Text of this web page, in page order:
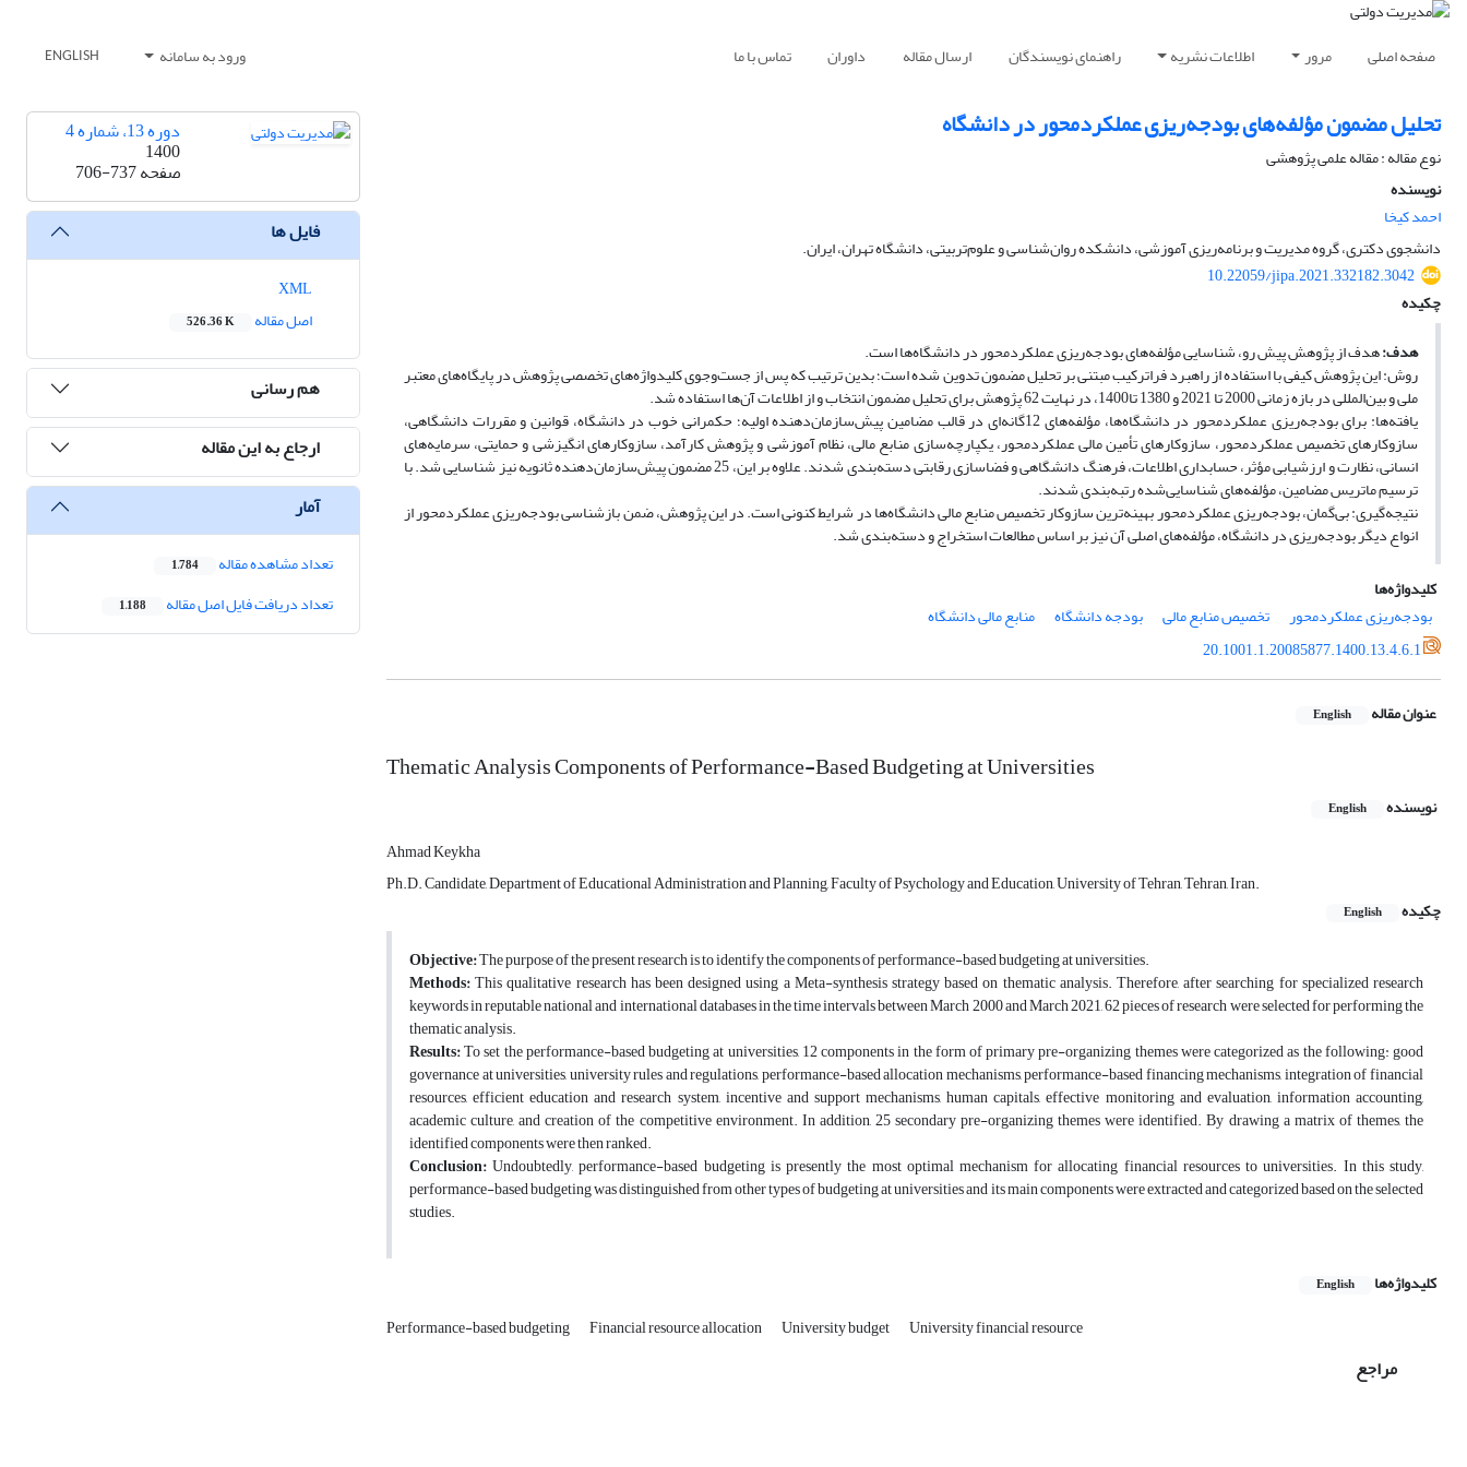
صفحه اصلی مرور اطلاعات نشریه راهنمای نویسندگان ارسال مقاله داوران تماس با ما ورود به سامانه ENGLISH
تحلیل مضمون مؤلفه‌های بودجه‌ریزی عملکردمحور در دانشگاه
نوع مقاله : مقاله علمی پژوهشی
نویسنده
احمد کیخا
دانشجوی دکتری، گروه مدیریت و برنامه‌ریزی آموزشی، دانشکده روان‌شناسی و علوم‌تربیتی، دانشگاه تهران، ایران.
10.22059/jipa.2021.332182.3042
چکیده
هدف:هدف از پژوهش پیش ‌رو، شناسایی مؤلفه‌های بودجه‌ریزی عملکردمحور در دانشگاه‌ها است.
روش: این پژوهش کیفی با استفاده از راهبرد فراترکیب مبتنی بر تحلیل مضمون تدوین شده است؛ بدین ترتیب که پس از جست‌وجوی کلیدواژه‌های تخصصی پژوهش در پایگاه‌های معتبر
ملی و بین‌المللی در بازه زمانی 2000 تا 2021 و 1380 تا1400، در نهایت 62 پژوهش برای تحلیل مضمون انتخاب و از اطلاعات آن‌ها استفاده شد.
یافته‌ها: برای بودجه‌ریزی عملکردمحور در دانشگاه‌ها، مؤلفه‌های 12گانه‌ای در قالب مضامین پیش‌سازمان‌دهنده اولیه؛ حکمرانی خوب در دانشگاه، قوانین و مقررات دانشگاهی،
سازوکارهای تخصیص عملکردمحور، سازوکارهای تأمین مالی عملکردمحور، یکپارچه‌سازی منابع مالی، نظام آموزشی و پژوهش کارآمد، سازوکارهای انگیزشی و حمایتی، سرمایه‌های
انسانی، نظارت و ارزشیابی مؤثر، حسابداری اطلاعات، فرهنگ دانشگاهی و فضاسازی رقابتی دسته‌بندی شدند. علاوه بر این، 25 مضمون پیش‌سازمان‌دهنده ثانویه نیز شناسایی شد. با
ترسیم ماتریس مضامین، مؤلفه‌های شناسایی‌شده رتبه‌بندی شدند.
نتیجه‌گیری: بی‌گمان، بودجه‌ریزی عملکردمحور بهینه‌ترین سازوکار تخصیص منابع مالی دانشگاه‌ها در شرایط کنونی است. در این پژوهش، ضمن بازشناسی بودجه‌ریزی عملکردمحور از
انواع دیگر بودجه‌ریزی در دانشگاه، مؤلفه‌های اصلی آن نیز بر اساس مطالعات استخراج و دسته‌بندی شد.
کلیدواژه‌ها
بودجه‌ریزی عملکردمحور
تخصیص منابع مالی بودجه دانشگاه
منابع مالی دانشگاه
20.1001.1.20085877.1400.13.4.6.1
عنوان مقاله English
Thematic Analysis Components of Performance-Based Budgeting at Universities
نویسنده English
Ahmad Keykha
Ph.D. Candidate, Department of Educational Administration and Planning, Faculty of Psychology and Education, University of Tehran, Tehran, Iran.
چکیده
English
Objective:The purpose of the present research is to identify the components of performance-based budgeting at universities.
Methods:This qualitative research has been designed using a Meta-synthesis strategy based on thematic analysis. Therefore, after searching for specialized research
keywords in reputable national and international databases in the time intervals between March 2000 and March 2021, 62 pieces of research were selected for performing the
thematic analysis.
Results:To set the performance-based budgeting at universities, 12 components in the form of primary pre-organizing themes were categorized as the following: good
governance at universities, university rules and regulations, performance-based allocation mechanisms, performance-based financing mechanisms, integration of financial
resources, efficient education and research system, incentive and support mechanisms, human capitals, effective monitoring and evaluation, information accounting,
academic culture, and creation of the competitive environment. In addition, 25 secondary pre-organizing themes were identified. By drawing a matrix of themes, the
identified components were then ranked.
Conclusion:Undoubtedly, performance-based budgeting is presently the most optimal mechanism for allocating financial resources to universities. In this study,
performance-based budgeting was distinguished from other types of budgeting at universities and its main components were extracted and categorized based on the selected
studies.
کلیدواژه‌ها English
Performance-based budgeting Financial resource allocation University budget University financial resource
مراجع
دوره 13، شماره 4
1400
صفحه706-737
فایل ها
اصل مقاله
526.36 K
هم رسانی
ارجاع به این مقاله
آمار
تعداد مشاهده مقاله 1,784
تعداد دریافت فایل اصل مقاله 1,188